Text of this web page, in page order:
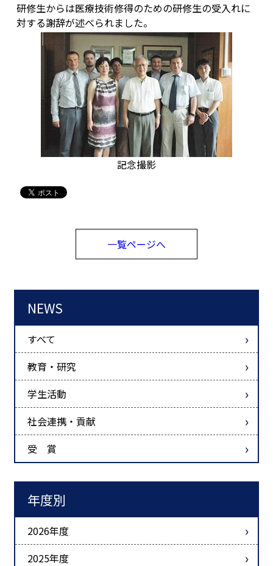
研修生からは医療技術修得のための研修生の受入れに
対する謝辞が述べられました。
記念撮影
一覧ページへ
NEWS
すべて
教育・研究
学生活動
社会連携・貢献
受 賞
年度別
2026年度
2025年度